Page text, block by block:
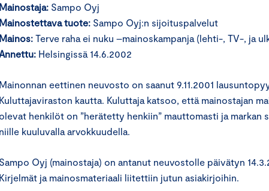
Mainostaja: Sampo Oyj
Mainostettava tuote: Sampo Oyj:n sijoituspalvelut
Mainos: Terve raha ei nuku –mainoskampanja (lehti-, TV-, ja
Helsingissä 14.6.2002
Mainonnan eettinen neuvosto on saanut 9.11.2001
Kuluttajaviraston kautta. Kuluttaja katsoo, että mainostajan
olevat henkilöt on ”herätetty henkiin” mauttomasti ja markan
niille kuuluvalla arvokkuudella.
Sampo Oyj (mainostaja) on antanut neuvostolle päivätyn
Kirjelmät ja mainosmateriaali liitettiin jutun asiakirjoihin.